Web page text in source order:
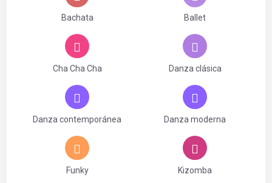
Bachata Ballet
Cha Cha Cha Danza clásica
Danza contemporánea Danza moderna
Funky Kizomba